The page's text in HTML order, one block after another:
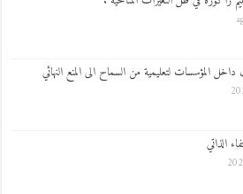
داخل المؤسسات لتعليمية من السماح الى المنع النهائي
الذاتي